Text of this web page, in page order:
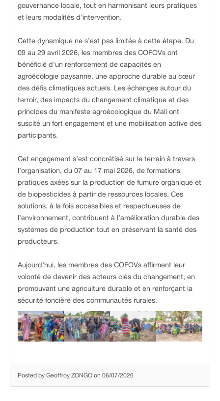
gouvernance locale, tout en harmonisant leurs pratiques
et leurs modalités d’intervention.
Cette dynamique ne s’est pas limitée à cette étape. Du
09 au 29 avril 2026, les membres des COFOVs ont
bénéficié d’un renforcement de capacités en
agroécologie paysanne, une approche durable au cœur
des défis climatiques actuels. Les échanges autour du
terroir, des impacts du changement climatique et des
principes du manifeste agroécologique du Mali ont
suscité un fort engagement et une mobilisation active des
participants.
Cet engagement s’est concrétisé sur le terrain à travers
l’organisation, du 07 au 17 mai 2026, de formations
pratiques axées sur la production de fumure organique et
de biopesticides à partir de ressources locales. Ces
solutions, à la fois accessibles et respectueuses de
l’environnement, contribuent à l’amélioration durable des
systèmes de production tout en préservant la santé des
producteurs.
Aujourd’hui, les membres des COFOVs affirment leur
volonté de devenir des acteurs clés du changement, en
promouvant une agriculture durable et en renforçant la
sécurité foncière des communautés rurales.
Posted by Geoffroy ZONGO on 06/07/2026